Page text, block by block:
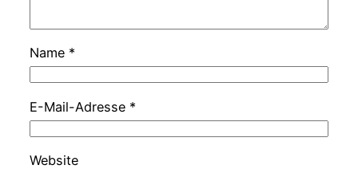
Name *
E-Mail-Adresse *
Website